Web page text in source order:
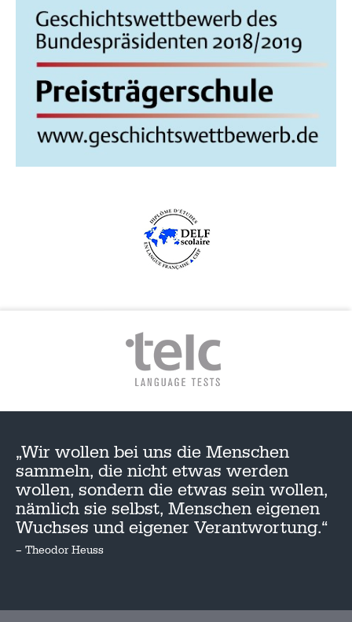
„Wir wollen bei uns die Menschen
sammeln, die nicht etwas werden
wollen, sondern die etwas sein wollen,
nämlich sie selbst, Menschen eigenen
Wuchses und eigener Verantwortung.“
– Theodor Heuss